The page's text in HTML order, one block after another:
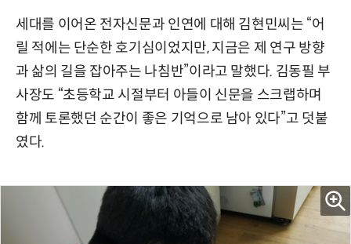
세대를 이어온 전자신문과 인연에 대해 김현민씨는 “어
릴 적에는 단순한 호기심이었지만, 지금은 제 연구 방향
과 삶의 길을 잡아주는 나침반”이라고 말했다. 김동필 부
사장도 “초등학교 시절부터 아들이 신문을 스크랩하며
함께 토론했던 순간이 좋은 기억으로 남아 있다”고 덧붙
였다.